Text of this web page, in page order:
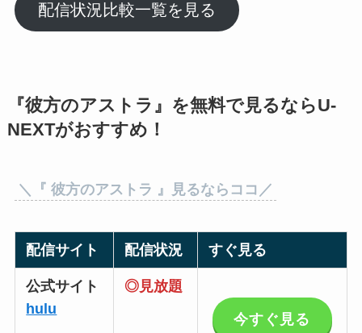
配信状況比較一覧を見る
『彼方のアストラ 』を無料で見るならU-
NEXTがおすすめ！
＼『 彼方のアストラ 』見るならココ／
配信サイト 配信状況 すぐ見る
公式サイト
hulu
◎見放題
今すぐ見る